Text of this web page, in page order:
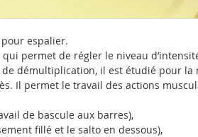
espalier.
permet de régler le niveau
de démultiplication, il est étudié pour la
Il permet le travail des actions
de bascule aux barres),
fillé et le salto en dessous),